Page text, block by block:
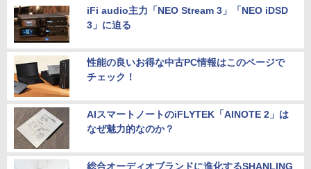
iFi audio主力「NEO Stream 3」「NEO iDSD
3」に迫る
性能の良いお得な中古PC情報はこのページで
チェック！
AIスマートノートのiFLYTEK「AINOTE 2」は
なぜ魅力的なのか？
総合オーディオブランドに進化するSHANLING